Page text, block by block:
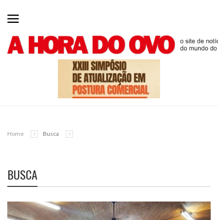
Home Busca
BUSCA